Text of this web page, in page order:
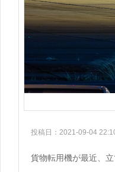
投稿日：2021-09-04
貨物転用機が最近、立